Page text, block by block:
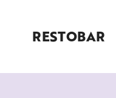
RESTOBAR